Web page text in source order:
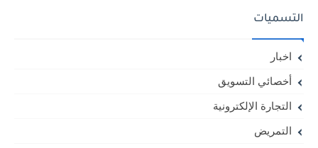
التسميات
اخبار
أخصائي التسويق
التجارة الإلكترونية
التمريض